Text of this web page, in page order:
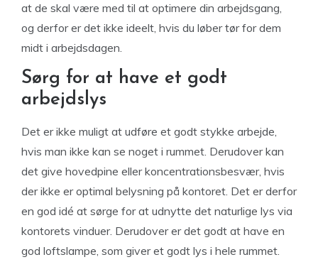
at de skal være med til at optimere din arbejdsgang,
og derfor er det ikke ideelt, hvis du løber tør for dem
midt i arbejdsdagen.
Sørg for at have et godt
arbejdslys
Det er ikke muligt at udføre et godt stykke arbejde,
hvis man ikke kan se noget i rummet. Derudover kan
det give hovedpine eller koncentrationsbesvær, hvis
der ikke er optimal belysning på kontoret. Det er derfor
en god idé at sørge for at udnytte det naturlige lys via
kontorets vinduer. Derudover er det godt at have en
god loftslampe, som giver et godt lys i hele rummet.